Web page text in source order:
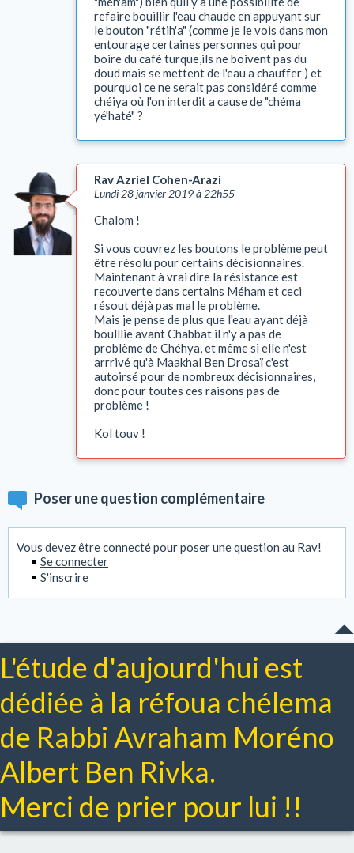
refaire bouillir l'eau chaude en appuyant sur
le bouton "rétih'a" (comme je le vois dans mon
entourage certaines personnes qui pour
boire du café turque,ils ne boivent pas du
doud mais se mettent de l'eau a chauffer ) et
pourquoi ce ne serait pas considéré comme
chéiya où l'on interdit a cause de "chéma
yé'haté" ?
Rav Azriel Cohen-Arazi
Lundi 28 janvier 2019 à 22h55
Chalom !
Si vous couvrez les boutons le problème peut
être résolu pour certains décisionnaires.
Maintenant à vrai dire la résistance est
recouverte dans certains Méham et ceci
résout déjà pas mal le problème.
Mais je pense de plus que l'eau ayant déjà
boulllie avant Chabbat il n'y a pas de
problème de Chéhya, et même si elle n'est
arrrivé qu'à Maakhal Ben Drosaï c'est
autoirsé pour de nombreux décisionnaires,
donc pour toutes ces raisons pas de
problème !
Kol touv !
Poser une question complémentaire
Vous devez être connecté pour poser une question au Rav!
Se connecter
S'inscrire
L'étude d'aujourd'hui est
dédiée à la réfoua chélema
de Rabbi Avraham Moréno
Albert Ben Rivka.
Merci de prier pour lui !!